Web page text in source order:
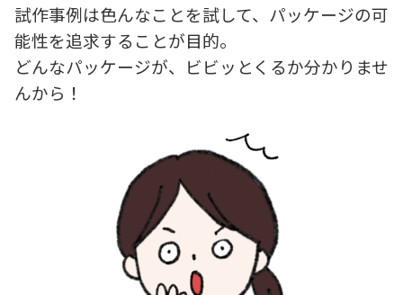
試作事例は色んなことを試して、パッケージの可
能性を追求することが目的。
どんなパッケージが、ビビッとくるか分かりませ
んから！